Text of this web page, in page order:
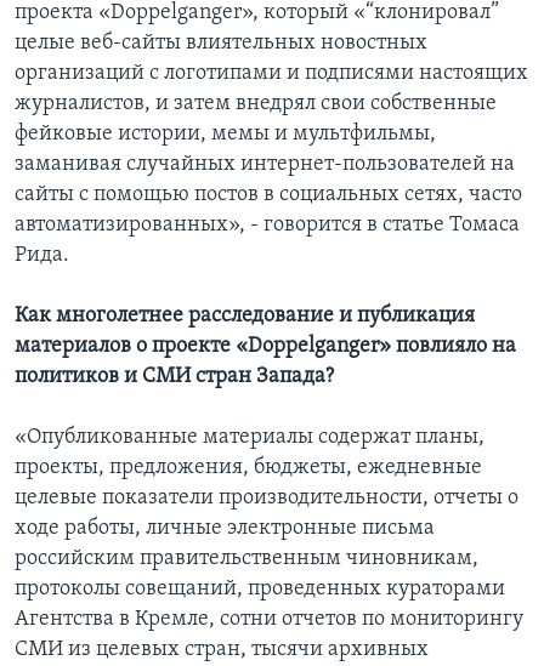
проекта «Doppelganger», который «“клонировал”
целые веб-сайты влиятельных новостных
организаций с логотипами и подписями настоящих
журналистов, и затем внедрял свои собственные
фейковые истории, мемы и мультфильмы,
заманивая случайных интернет-пользователей на
сайты с помощью постов в социальных сетях, часто
автоматизированных», - говорится в статье Томаса
Рида.
Как многолетнее расследование и публикация
материалов о проекте «Doppelganger» повлияло на
политиков и СМИ стран Запада?
«Опубликованные материалы содержат планы,
проекты, предложения, бюджеты, ежедневные
целевые показатели производительности, отчеты о
ходе работы, личные электронные письма
российским правительственным чиновникам,
протоколы совещаний, проведенных кураторами
Агентства в Кремле, сотни отчетов по мониторингу
СМИ из целевых стран, тысячи архивных